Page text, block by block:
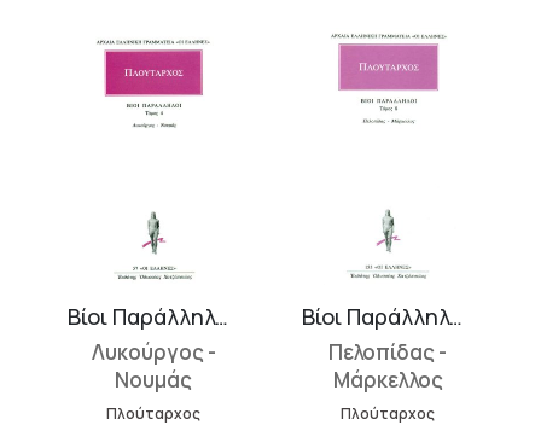
Βίοι Παράλληλοι 4
Λυκούργος -
Νουμάς
Πλούταρχος
Βίοι Παράλληλοι 8
Πελοπίδας -
Μάρκελλος
Πλούταρχος